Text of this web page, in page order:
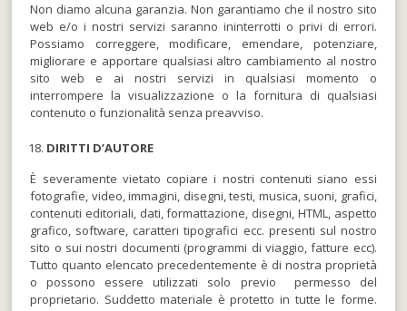
Non diamo alcuna garanzia. Non garantiamo che il nostro sito
web e/o i nostri servizi saranno ininterrotti o privi di errori.
Possiamo correggere, modificare, emendare, potenziare,
migliorare e apportare qualsiasi altro cambiamento al nostro
sito web e ai nostri servizi in qualsiasi momento o
interrompere la visualizzazione o la fornitura di qualsiasi
contenuto o funzionalità senza preavviso.
DIRITTI D’AUTORE
È severamente vietato copiare i nostri contenuti siano essi
fotografie, video, immagini, disegni, testi, musica, suoni, grafici,
contenuti editoriali, dati, formattazione, disegni, HTML, aspetto
grafico, software, caratteri tipografici ecc. presenti sul nostro
sito o sui nostri documenti (programmi di viaggio, fatture ecc).
Tutto quanto elencato precedentemente è di nostra proprietà
o possono essere utilizzati solo previo permesso del
proprietario. Suddetto materiale è protetto in tutte le forme.